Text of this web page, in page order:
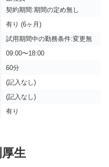
契約期間:期間の定め無し
有り (6ヶ月)
試用期間中の勤務条件:変更無
09:00〜18:00
60分
(記入なし)
(記入なし)
有り
生